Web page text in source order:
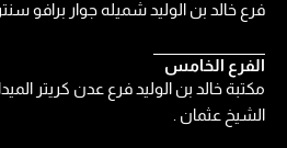
فرع خالد بن الوليد شميله جوار برافو سنتر
الفرع الخامس
مكتبة خالد بن الوليد فرع عدن كريتر
الشيخ عثمان .